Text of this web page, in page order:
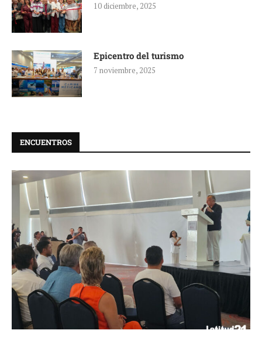
10 diciembre, 2025
Epicentro del turismo
7 noviembre, 2025
ENCUENTROS